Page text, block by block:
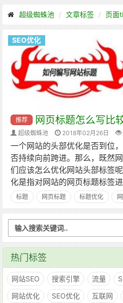
超级蜘蛛池 文章标签 页面
SEO优化
推荐 网页标题怎么写比
超级蜘蛛池 2018年02月26日
一个网站的头部优化是否到位
否持续向前跨进。那么，既然
们应该怎么优化网站头部标签
化是指对网站的网页标题标签
标题 网页标题 标题优化
热门标签
网站SEO 搜索引擎 流量
网站优化
SEO优化 互联网